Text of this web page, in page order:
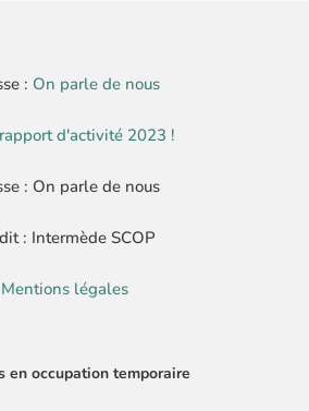
: On parle de nous
rapport d'activité 2023 !
: On parle de nous
: Intermède SCOP
Mentions légales
en occupation temporaire